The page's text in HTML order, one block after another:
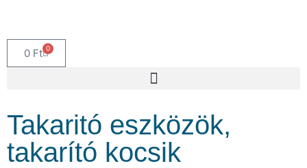
0 Ft 0
Takaritó eszközök,
takarító kocsik